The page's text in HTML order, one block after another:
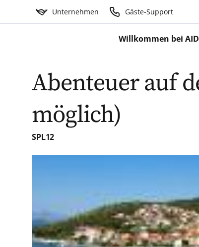
Unternehmen Gäste-Support
Willkommen bei
Abenteuer auf
möglich)
SPL12